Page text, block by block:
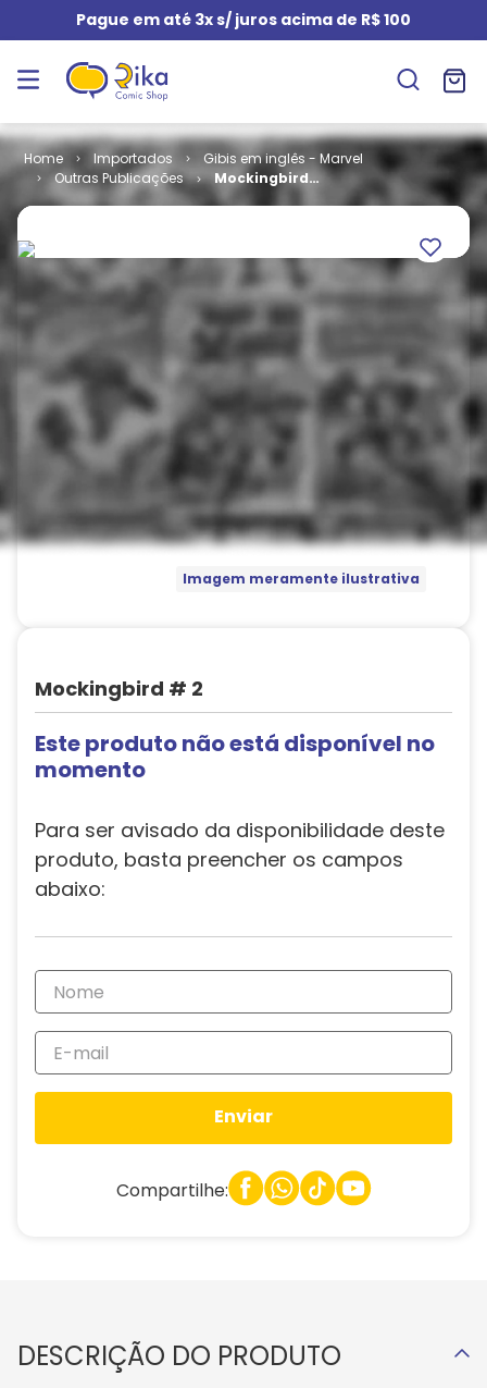
Pague em até 3x s/ juros acima de R$ 100
Importados
Gibis em inglês - Marvel
Outras Publicações
Mockingbird
# 2
Imagem meramente ilustrativa
Mockingbird # 2
Este produto não está disponível no
momento
Para ser avisado da disponibilidade deste
produto, basta preencher os campos
abaixo:
Enviar
Compartilhe:
DESCRIÇÃO DO PRODUTO